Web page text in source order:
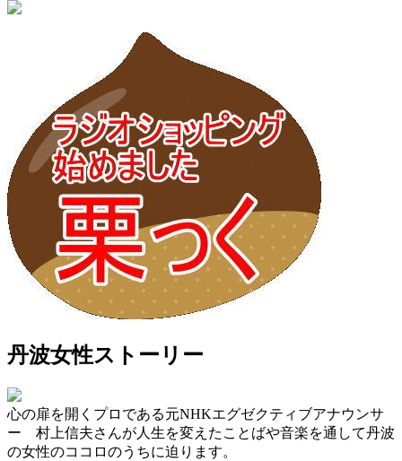
丹波女性ストーリー
心の扉を開くプロである元NHKエグゼクティブアナウンサ
ー 村上信夫さんが人生を変えたことばや音楽を通して丹波
の女性のココロのうちに迫ります。